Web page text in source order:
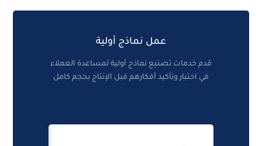
عمل نماذج أولية
قدم خدمات تصنيع نماذج أولية لمساعدة العملاء
في اختبار وتأكيد أفكارهم قبل الإنتاج بحجم كامل